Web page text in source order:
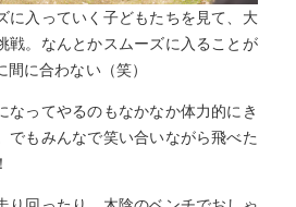
に入っていく子どもたちを見て、大
戦。なんとかスムーズに入ることが
に合わない（笑）
なってやるのもなかなか体力的にき
もみんなで笑い合いながら飛べた